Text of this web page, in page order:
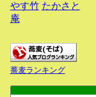
やす竹 たかさと
庵
蕎麦ランキング